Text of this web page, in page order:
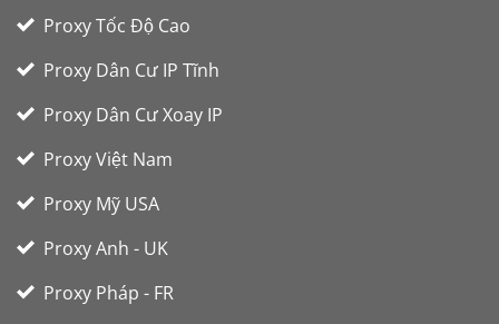
Proxy Tốc Độ Cao
Proxy Dân Cư IP Tĩnh
Proxy Dân Cư Xoay IP
Proxy Việt Nam
Proxy Mỹ USA
Proxy Anh - UK
Proxy Pháp - FR